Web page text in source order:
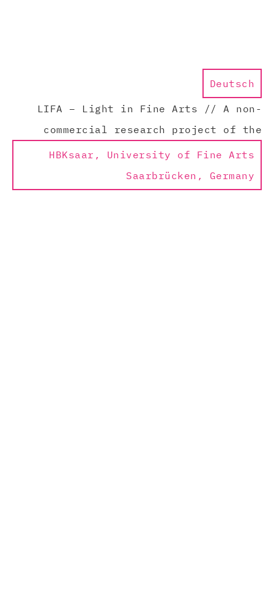
Deutsch
LIFA – Light in Fine Arts // A non-
commercial research project of the
HBKsaar, University of Fine Arts
Saarbrücken, Germany